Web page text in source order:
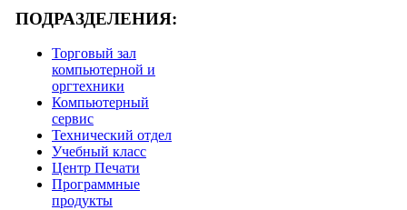
ПОДРАЗДЕЛЕНИЯ:
Торговый зал
компьютерной и
оргтехники
Компьютерный
сервис
Технический отдел
Учебный класс
Центр Печати
Программные
продукты